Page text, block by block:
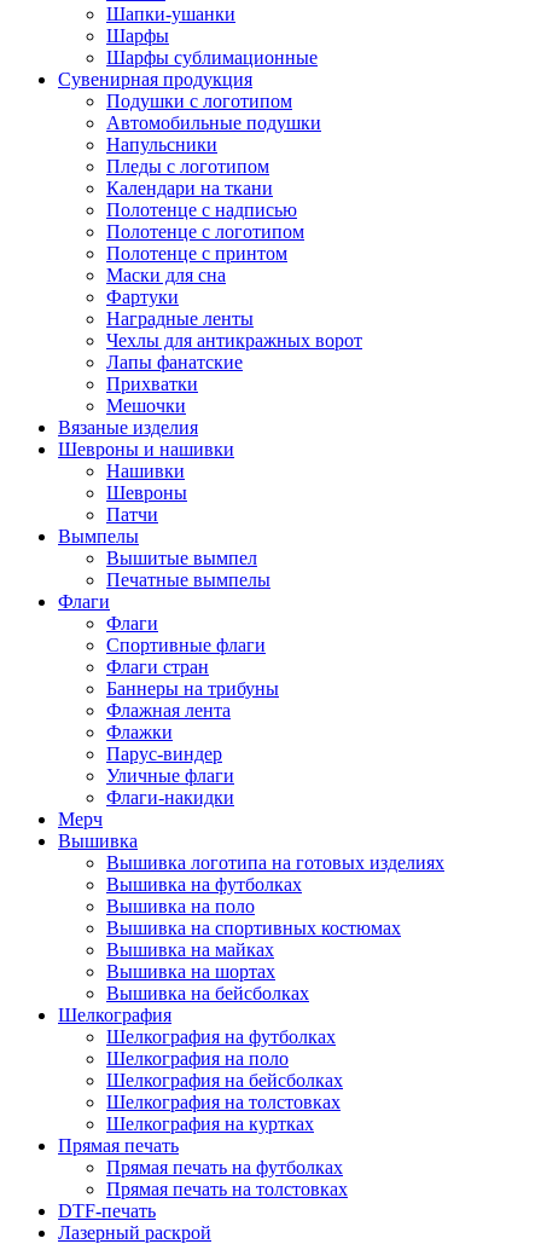
Шапки-ушанки
Шарфы
Шарфы сублимационные
Сувенирная продукция
Подушки с логотипом
Автомобильные подушки
Напульсники
Пледы с логотипом
Календари на ткани
Полотенце с надписью
Полотенце с логотипом
Полотенце с принтом
Маски для сна
Фартуки
Наградные ленты
Чехлы для антикражных ворот
Лапы фанатские
Прихватки
Мешочки
Вязаные изделия
Шевроны и нашивки
Нашивки
Шевроны
Патчи
Вымпелы
Вышитые вымпел
Печатные вымпелы
Флаги
Флаги
Спортивные флаги
Флаги стран
Баннеры на трибуны
Флажная лента
Флажки
Парус-виндер
Уличные флаги
Флаги-накидки
Мерч
Вышивка
Вышивка логотипа на готовых изделиях
Вышивка на футболках
Вышивка на поло
Вышивка на спортивных костюмах
Вышивка на майках
Вышивка на шортах
Вышивка на бейсболках
Шелкография
Шелкография на футболках
Шелкография на поло
Шелкография на бейсболках
Шелкография на толстовках
Шелкография на куртках
Прямая печать
Прямая печать на футболках
Прямая печать на толстовках
DTF-печать
Лазерный раскрой